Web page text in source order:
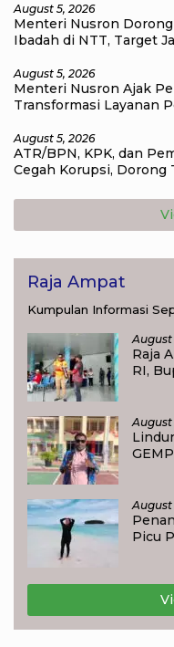
August 5, 2026
Menteri Nusron
Ibadah di NTT, Target
August 5, 2026
Menteri Nusron Ajak
Transformasi Layanan
August 5, 2026
ATR/BPN, KPK, dan
Cegah Korupsi, Dorong
Raja Ampat
Kumpulan Informasi
August
Raja
RI,
August
August
Picu